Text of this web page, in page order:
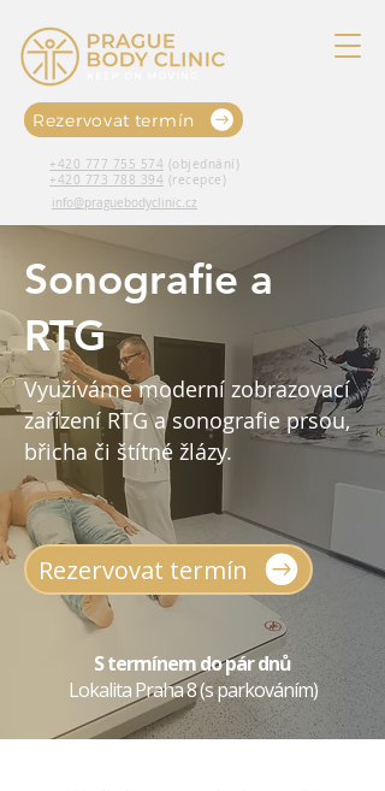
+420 777 755 574 (objednání)
+420 773 788 394 (recepce)
Rezervovat termín
info@praguebodyclinic.cz
Sonografie a
RTG
Využíváme moderní zobrazovací
zařízení RTG a sonografie prsou,
břicha či štítné žlázy.
Rezervovat termín
S termínem do pár dnů
Lokalita Praha 8 (s parkováním)